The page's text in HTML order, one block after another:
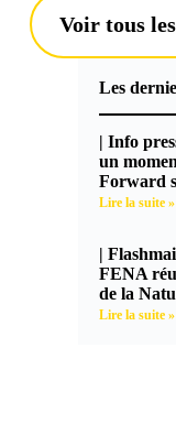
Voir tous
Les
| Info
un
Forward
Lire la suite »
|
FENA
de la
Lire la suite »